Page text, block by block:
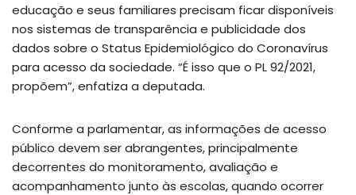
educação e seus familiares precisam ficar disponíveis
nos sistemas de transparência e publicidade dos
dados sobre o Status Epidemiológico do Coronavírus
para acesso da sociedade. “É isso que o PL 92/2021,
propõem”, enfatiza a deputada.
Conforme a parlamentar, as informações de acesso
público devem ser abrangentes, principalmente
decorrentes do monitoramento, avaliação e
acompanhamento junto às escolas, quando ocorrer